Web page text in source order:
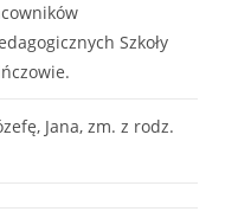
Szkoły
Jana, zm. z rodz.